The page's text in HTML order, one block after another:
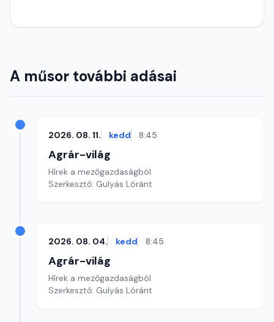
A műsor további adásai
2026. 08. 11. kedd 8:45
Agrár-világ
Hírek a mezőgazdaságból
Szerkesztő: Gulyás Lóránt
2026. 08. 04. kedd 8:45
Agrár-világ
Hírek a mezőgazdaságból
Szerkesztő: Gulyás Lóránt